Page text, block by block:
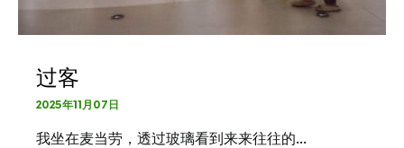
过客
2025年11月07日
我坐在麦当劳，透过玻璃看到来来往往的…